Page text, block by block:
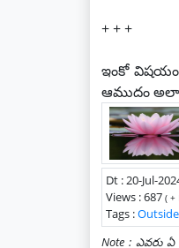
+ + +
ఇంకో
ఆముదం
Dt : 20-Jul-
Views : 687 ( +
Tags :
Note : ఎవరు